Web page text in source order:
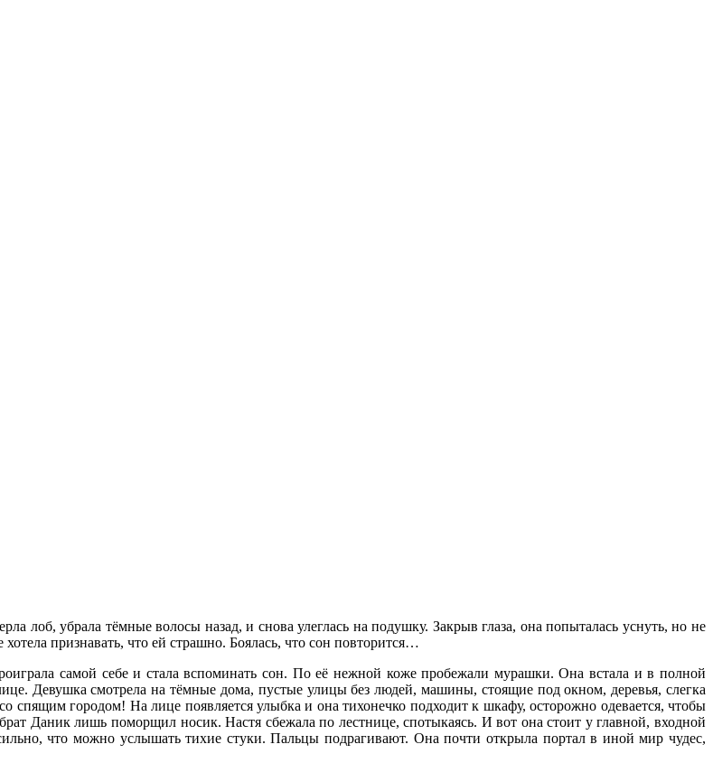
лоб, убрала тёмные волосы назад, и снова улеглась на подушку. Закрыв глаза, она попыталась уснуть, но не
признавать, что ей страшно. Боялась, что сон повторится…
самой себе и стала вспоминать сон. По её нежной коже пробежали мурашки. Она встала и в полной
Девушка смотрела на тёмные дома, пустые улицы без людей, машины, стоящие под окном, деревья, слегка
спящим городом! На лице появляется улыбка и она тихонечко подходит к шкафу, осторожно одевается, чтобы
Даник лишь поморщил носик. Настя сбежала по лестнице, спотыкаясь. И вот она стоит у главной, входной
что можно услышать тихие стуки. Пальцы подрагивают. Она почти открыла портал в иной мир чудес,